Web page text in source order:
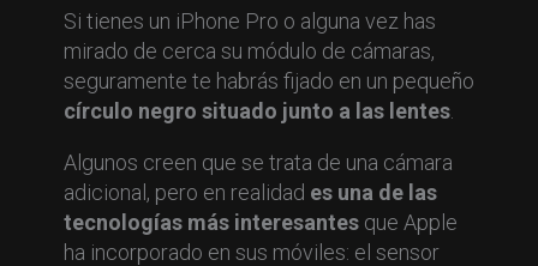
Si tienes un iPhone Pro o alguna vez has
mirado de cerca su módulo de cámaras,
seguramente te habrás fijado en un pequeño
círculo negro situado junto a las lentes.
Algunos creen que se trata de una cámara
adicional, pero en realidad es una de las
tecnologías más interesantesque Apple
ha incorporado en sus móviles: el sensor